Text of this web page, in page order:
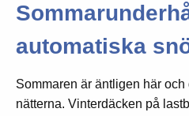
automatiska
Sommaren är äntligen här
nätterna. Vinterdäcken på